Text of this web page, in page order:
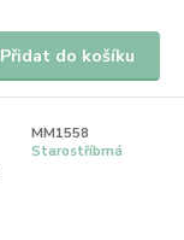
Přidat do košíku
MM1558
Starostříbrná